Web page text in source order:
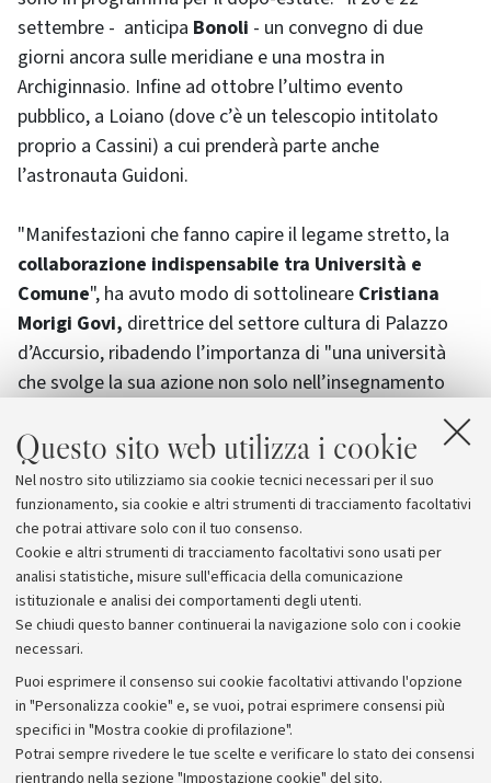
Questo sito web utilizza i cookie
Nel nostro sito utilizziamo sia cookie tecnici necessari per il suo
funzionamento, sia cookie e altri strumenti di tracciamento facoltativi
che potrai attivare solo con il tuo consenso.
Cookie e altri strumenti di tracciamento facoltativi sono usati per
analisi statistiche, misure sull'efficacia della comunicazione
istituzionale e analisi dei comportamenti degli utenti.
Se chiudi questo banner continuerai la navigazione solo con i cookie
necessari.
Puoi esprimere il consenso sui cookie facoltativi attivando l'opzione
in "Personalizza cookie" e, se vuoi, potrai esprimere consensi più
specifici in "Mostra cookie di profilazione".
Potrai sempre rivedere le tue scelte e verificare lo stato dei consensi
rientrando nella sezione "Impostazione cookie" del sito.
settembre - anticipa Bonoli - un convegno di due
giorni ancora sulle meridiane e una mostra in
Archiginnasio. Infine ad ottobre l’ultimo evento
pubblico, a Loiano (dove c’è un telescopio intitolato
proprio a Cassini) a cui prenderà parte anche
l’astronauta Guidoni.
"Manifestazioni che fanno capire il legame stretto, la
collaborazione indispensabile tra Università e
Comune", ha avuto modo di sottolineare Cristiana
Morigi Govi, direttrice del settore cultura di Palazzo
d’Accursio, ribadendo l’importanza di "una università
che svolge la sua azione non solo nell’insegnamento
agli studenti ma anche nella diffusione più ampia del
suo sapere". Anche per questo la manifestazione ha
ricevuto, oltre al contributo e all’adesione di varie
istituzioni cittadine, anche l’Alto patronato del
Presidente della Repubblica.
Archivio
Comunicati stampa
Redazione